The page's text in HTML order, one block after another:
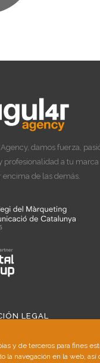
y de terceros para fines
la navegación en la web, así
damos fuerza,
profesionalidad a tu marca
encima de las demás.
LEGAL